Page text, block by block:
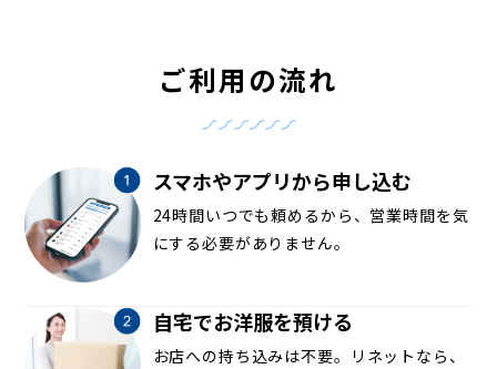
ご利用の流れ
スマホやアプリから申し込む
24時間いつでも頼めるから、営業時間を気
にする必要がありません。
自宅でお洋服を預ける
お店への持ち込みは不要。リネットなら、